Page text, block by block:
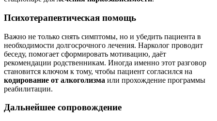
Психотерапевтическая помощь
Важно не только снять симптомы, но и убедить пациента в
необходимости долгосрочного лечения. Нарколог проводит
беседу, помогает сформировать мотивацию, даёт
рекомендации родственникам. Иногда именно этот разговор
становится ключом к тому, чтобы пациент согласился на
кодирование от алкоголизма или прохождение программы
реабилитации.
Дальнейшее сопровождение